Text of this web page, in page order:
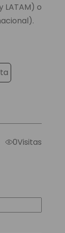
LATAM) o
0Visitas